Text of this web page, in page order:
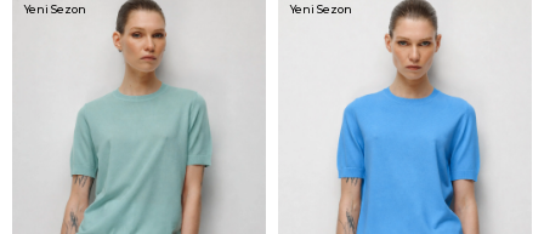
Yeni Sezon Yeni Sezon